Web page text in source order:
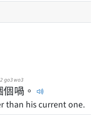
個
go3
喎
wo3
。
than his current one.